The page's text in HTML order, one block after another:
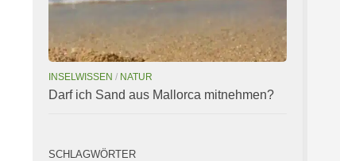
INSELWISSEN / NATUR
Darf ich Sand aus Mallorca mitnehmen?
SCHLAGWÖRTER